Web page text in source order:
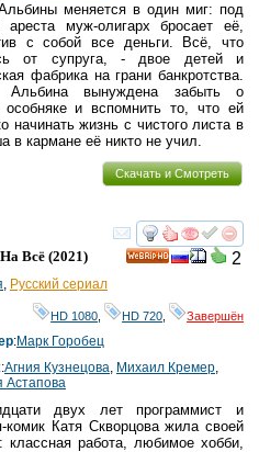
меняется в один миг: под
ареста муж-олигарх бросает её,
с собой все деньги. Всё, что
от супруга, - двое детей и
фабрика на грани банкротства.
Альбина вынуждена забыть о
и вспомнить то, что ей
начинать жизнь с чистого листа в
в кармане её никто не учил.
Скачать и Смотреть
смотреть
2
Всё (2021)
, Русский сериал
HD 1080 HD 720 Завершён
:Марк Горобец
:Агния Кузнецова, Михаил Кремер,
Астапова
двух лет программист и
комик Катя Скворцова жила своей
классная работа, любимое хобби,